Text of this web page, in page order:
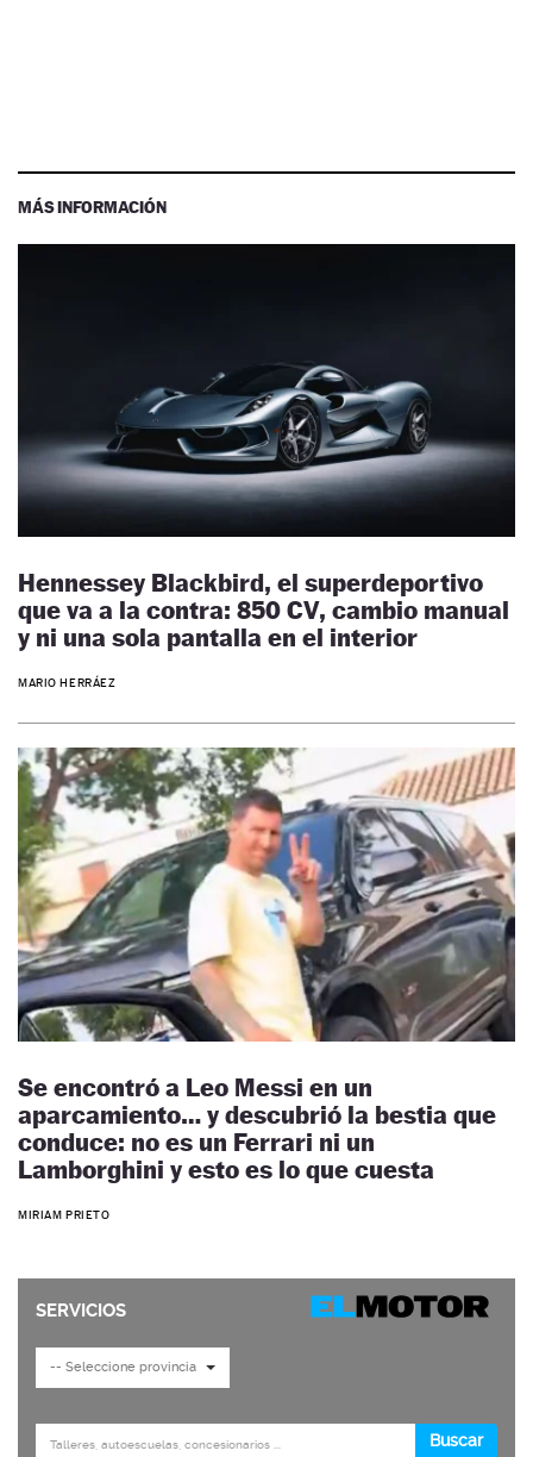
MÁS INFORMACIÓN
Hennessey Blackbird, el superdeportivo
que va a la contra: 850 CV, cambio manual
y ni una sola pantalla en el interior
MARIO HERRÁEZ
Se encontró a Leo Messi en un
aparcamiento… y descubrió la bestia que
conduce: no es un Ferrari ni un
Lamborghini y esto es lo que cuesta
MIRIAM PRIETO